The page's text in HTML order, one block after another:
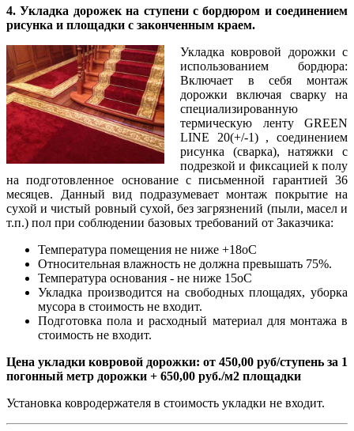
4. Укладка дорожек на ступени с бордюром и соединением
рисунка и площадки с законченным краем.
Укладка ковровой дорожки с
использованием бордюра:
Включает в себя монтаж
дорожки включая сварку на
специализированную
термическую ленту GREEN
LINE 20(+/-1) , соединением
рисунка (сварка), натяжки с
подрезкой и фиксацией к полу
на подготовленное основание с письменной гарантией 36
месяцев. Данный вид подразумевает монтаж покрытие на
сухой и чистый ровный сухой, без загрязнений (пыли, масел и
т.п.) пол при соблюдении базовых требований от Заказчика:
Температура помещения не ниже +18оС
Относительная влажность не должна превышать 75%.
Температура основания - не ниже 15оС
Укладка производится на свободных площадях, уборка
мусора в стоимость не входит.
Подготовка пола и расходный материал для монтажа в
стоимость не входит.
Цена укладки ковровой дорожки: от 450,00 руб/ступень за 1
погонный метр дорожки + 650,00 руб./м2 площадки
Установка ковродержателя в стоимость укладки не входит.